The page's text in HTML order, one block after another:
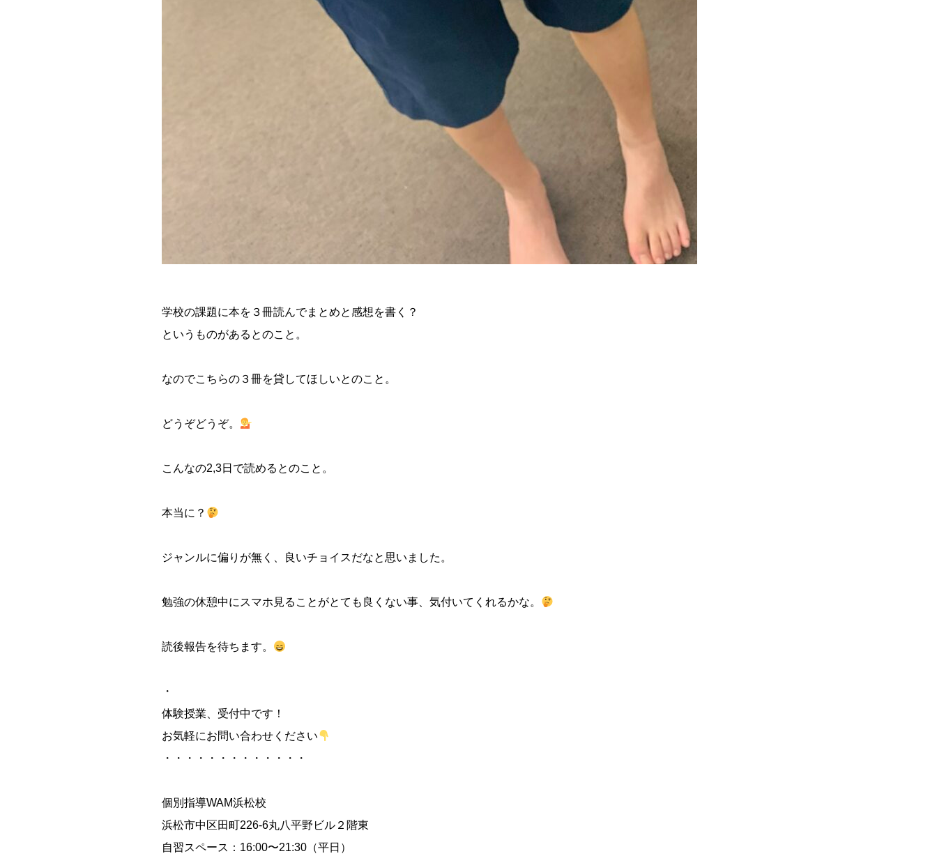
学校の課題に本を３冊読んでまとめと感想を書く？
というものがあるとのこと。
なのでこちらの３冊を貸してほしいとのこと。
どうぞどうぞ。
こんなの2,3日で読めるとのこと。
本当に？
ジャンルに偏りが無く、良いチョイスだなと思いました。
勉強の休憩中にスマホ見ることがとても良くない事、気付いてくれるかな。
読後報告を待ちます。
・
体験授業、受付中です！
お気軽にお問い合わせください
・・・・・・・・・・・・・
個別指導WAM浜松校
浜松市中区田町226-6丸八平野ビル２階東
自習スペース：16:00〜21:30（平日）